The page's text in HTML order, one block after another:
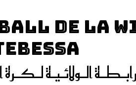
DE LA
الـولائـيـة